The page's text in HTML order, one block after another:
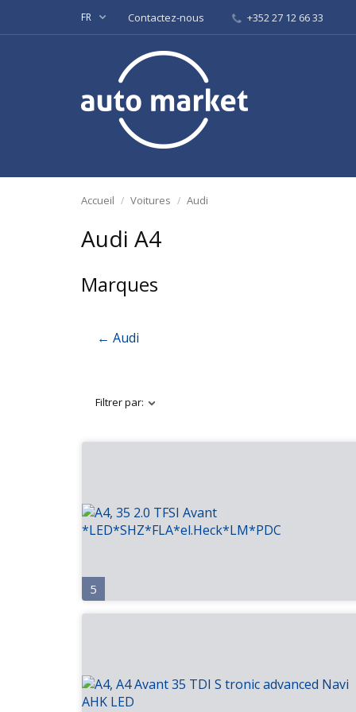
FR Contactez-nous +352 27 12 66 33
Accueil Voitures Audi
Audi A4
Marques
← Audi
Filtrer par:
5